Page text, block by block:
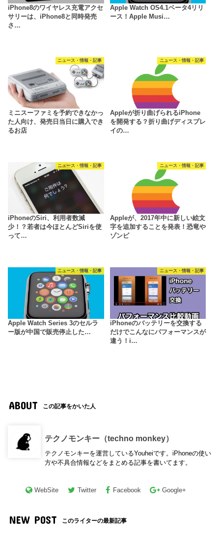
iPhone8のワイヤレス充電アクセ
サリーは、iPhone8と同時発売
さ…
Apple Watch OS4.1ベータ4リリ
ース！Apple Musi…
ニュース・情報・記事
ミニスーファミを予約できなかっ
た人向け、発売日当日に購入でき
るお店
ニュース・情報・記事
Appleが折り曲げられるiPhone
を開発する？折り曲げディスプレ
イの…
ニュース・情報・記事
iPhoneのSiri、利用者数減
少！？若者は今ほとんどSiriを使
って…
ニュース・情報・記事
Appleが、2017年中に新しい絵文
字を追加することを発表！恐竜や
ゾンビ
ニュース・情報・記事
Apple Watch Series 3のセルラ
ー版が中国で販売停止した…
ニュース・情報・記事
iPhoneのバッテリーを交換する
だけでこんなにパフォーマンスが
違う！i…
ABOUT この記事をかいた人
テクノモンキー（techno monkey）
テクノモンキーを運営しているYouheiです。iPhoneの使い
方や不具合情報などをまとめる記事を書いてます。
WebSite Twitter Facebook Google+
NEW POST このライターの最新記事